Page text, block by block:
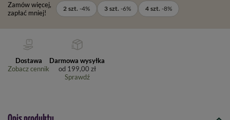
Zamów więcej,
zapłać mniej!
2 szt. -4% 3 szt. -6% 4 szt. -8%
Dostawa
Zobacz cennik
Darmowa wysyłka
od 199,00 zł
Sprawdź